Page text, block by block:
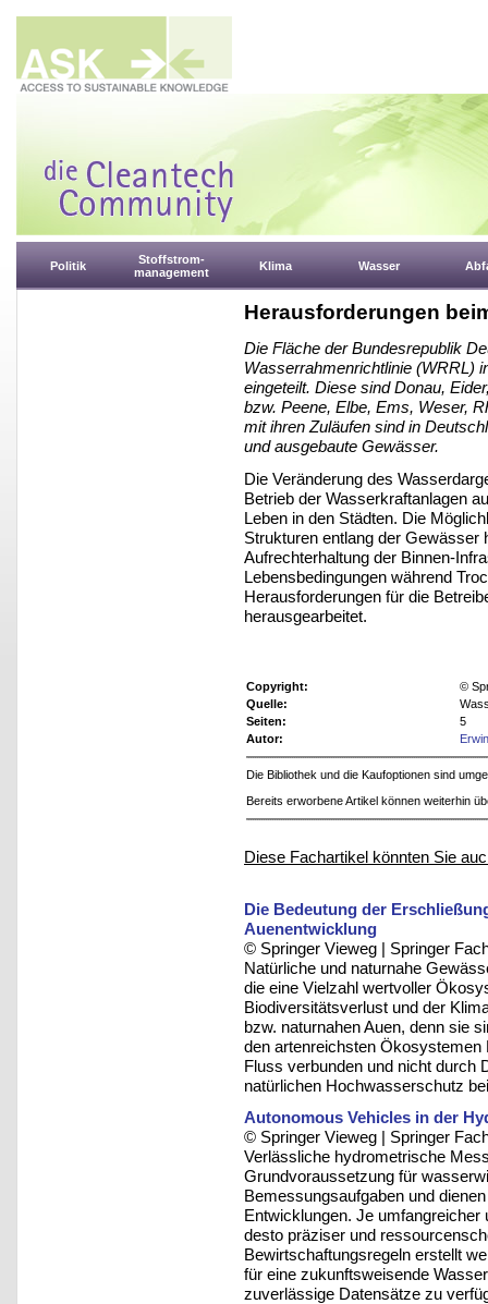
Politik
Stoffstrom-
management
Klima Wasser
Herausforderungen
Die Fläche der Bundesrepublik
Wasserrahmenrichtlinie (WRRL)
eingeteilt. Diese sind Donau,
bzw. Peene, Elbe, Ems, Weser,
mit ihren Zuläufen sind in
und ausgebaute Gewässer.
Die Veränderung des
Betrieb der Wasserkraftanlagen
Leben in den Städten. Die
Strukturen entlang der Gewässer
Aufrechterhaltung der Binnen-
Lebensbedingungen während
Herausforderungen für die
herausgearbeitet.
Copyright:
©
Quelle:
Seiten:
5
Autor:
Die Bibliothek und die Kaufoptionen sind
Bereits erworbene Artikel können weiterhin
Diese Fachartikel könnten Sie
Die Bedeutung der
Auenentwicklung
© Springer Vieweg | Springer
Natürliche und naturnahe
die eine Vielzahl wertvoller
Biodiversitätsverlust und der
bzw. naturnahen Auen, denn sie
den artenreichsten Ökosystemen
Fluss verbunden und nicht durch
natürlichen Hochwasserschutz
Autonomous Vehicles in der
© Springer Vieweg | Springer
Verlässliche hydrometrische
Grundvoraussetzung für
Bemessungsaufgaben und
Entwicklungen. Je
desto präziser und
Bewirtschaftungsregeln erstellt
für eine zukunftsweisende
zuverlässige Datensätze zu